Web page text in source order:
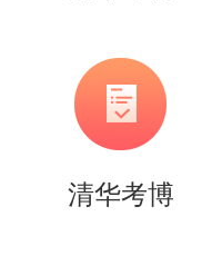
以上是关于【
究生复试通知
清华考博